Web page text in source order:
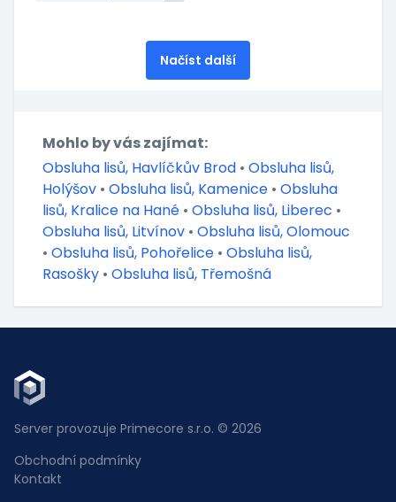
Načíst další
Mohlo by vás zajímat:
Obsluha lisů, Havlíčkův Brod • Obsluha lisů,
Holýšov • Obsluha lisů, Kamenice • Obsluha
lisů, Kralice na Hané • Obsluha lisů, Liberec •
Obsluha lisů, Litvínov • Obsluha lisů, Olomouc
• Obsluha lisů, Pohořelice • Obsluha lisů,
Rasošky • Obsluha lisů, Třemošná
Server provozuje Primecore s.r.o. © 2026
Obchodní podmínky
Kontakt